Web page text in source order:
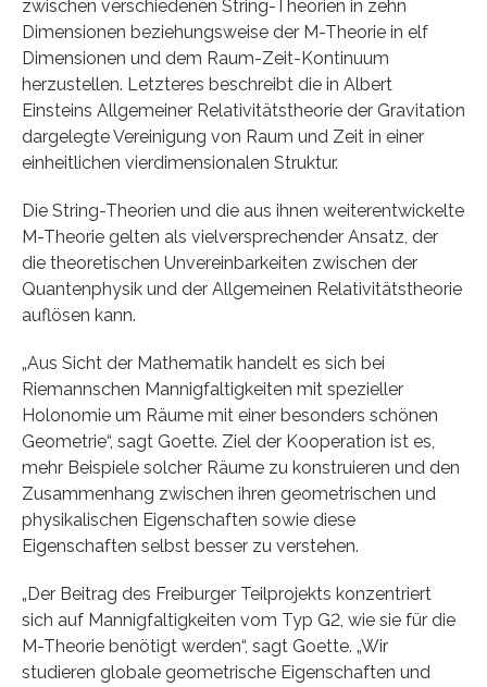
zwischen verschiedenen String-Theorien in zehn
Dimensionen beziehungsweise der M-Theorie in elf
Dimensionen und dem Raum-Zeit-Kontinuum
herzustellen. Letzteres beschreibt die in Albert
Einsteins Allgemeiner Relativitätstheorie der Gravitation
dargelegte Vereinigung von Raum und Zeit in einer
einheitlichen vierdimensionalen Struktur.
Die String-Theorien und die aus ihnen weiterentwickelte
M-Theorie gelten als vielversprechender Ansatz, der
die theoretischen Unvereinbarkeiten zwischen der
Quantenphysik und der Allgemeinen Relativitätstheorie
auflösen kann.
„Aus Sicht der Mathematik handelt es sich bei
Riemannschen Mannigfaltigkeiten mit spezieller
Holonomie um Räume mit einer besonders schönen
Geometrie“, sagt Goette. Ziel der Kooperation ist es,
mehr Beispiele solcher Räume zu konstruieren und den
Zusammenhang zwischen ihren geometrischen und
physikalischen Eigenschaften sowie diese
Eigenschaften selbst besser zu verstehen.
„Der Beitrag des Freiburger Teilprojekts konzentriert
sich auf Mannigfaltigkeiten vom Typ G2, wie sie für die
M-Theorie benötigt werden“, sagt Goette. „Wir
studieren globale geometrische Eigenschaften und